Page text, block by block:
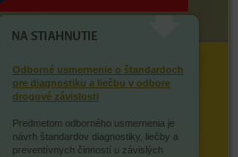
NA STIAHNUTIE
Odborné usmernenie o štandardoch
pre diagnostiku a liečbu v odbore
drogové závislosti
Predmetom odborného usmernenia je
návrh štandardov diagnostiky, liečby a
preventívnych činností u závislých